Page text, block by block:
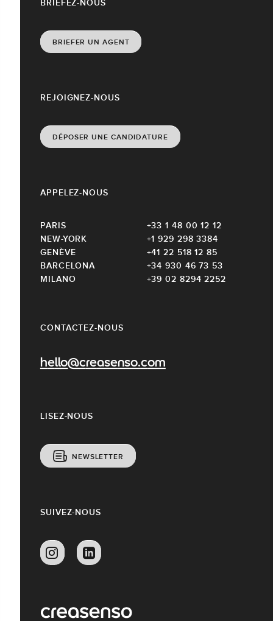
CONTACTEZ-NOUS
hello@creasenso.com
REJOIGNEZ-NOUS
DÉPOSER UNE CANDIDATURE
LISEZ-NOUS
NEWSLETTER
APPELEZ-NOUS
PARIS
+33 1 48 00 12 12
NEW-YORK
+1 929 298 3384
GENÈVE
+41 22 518 12 85
BARCELONA
+34 930 46 73 53
MILANO
+39 02 8294 2252
BRIEFEZ-NOUS
BRIEFER UN AGENT
SUIVEZ-NOUS